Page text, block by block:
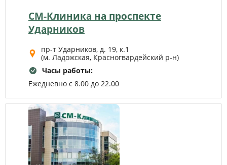
СМ-Клиника на проспекте
Ударников
пр-т Ударников, д. 19, к.1
(м. Ладожская, Красногвардейский р‑н)
Часы работы:
Ежедневно с 8.00 до 22.00